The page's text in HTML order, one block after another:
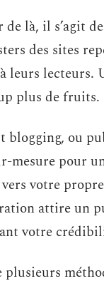
là, il s’agit
des sites
leurs lecteurs.
plus de fruits.
blogging, ou
mesure pour
votre
attire un
votre
plusieurs